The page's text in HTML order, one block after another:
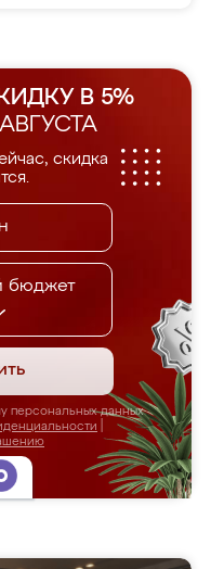
В 5%
скидка
бюджет
персональных данных